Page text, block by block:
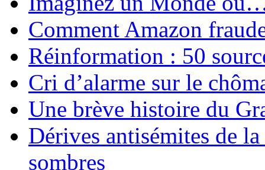
Comment Amazon
Réinformation : 50
Cri d’alarme sur le
Une brève histoire du
Dérives antisémites de
sombres